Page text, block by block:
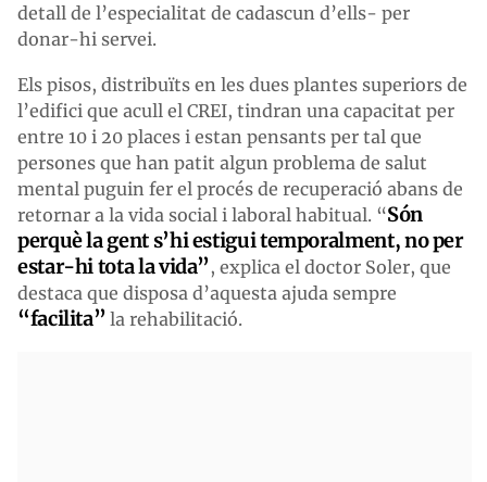
detall de l’especialitat de cadascun d’ells- per
donar-hi servei.
Els pisos, distribuïts en les dues plantes superiors de
l’edifici que acull el CREI, tindran una capacitat per
entre 10 i 20 places i estan pensants per tal que
persones que han patit algun problema de salut
mental puguin fer el procés de recuperació abans de
retornar a la vida social i laboral habitual. “Són
perquè la gent s’hi estigui temporalment, no per
estar-hi tota la vida”, explica el doctor Soler, que
destaca que disposa d’aquesta ajuda sempre
“facilita” la rehabilitació.